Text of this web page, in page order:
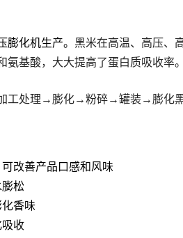
膨化机生产。 黑米在高温、高压、
基酸，大大提高了蛋白质吸收率。
工处理→膨化→粉碎→罐装→膨化
改善产品口感和风味
松
香味
收